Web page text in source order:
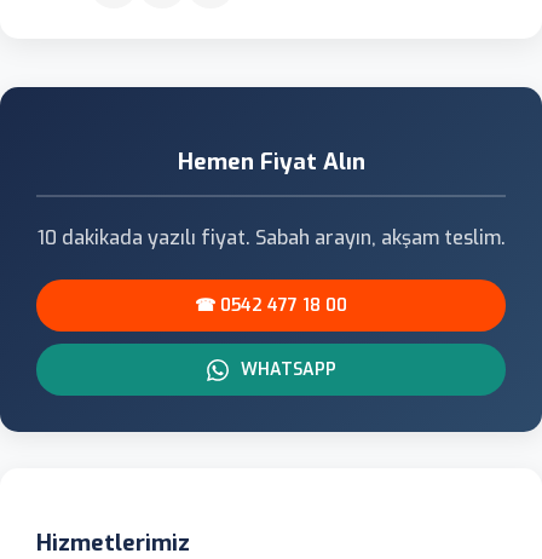
Hemen Fiyat Alın
10 dakikada yazılı fiyat. Sabah arayın, akşam teslim.
☎ 0542 477 18 00
WHATSAPP
Hizmetlerimiz